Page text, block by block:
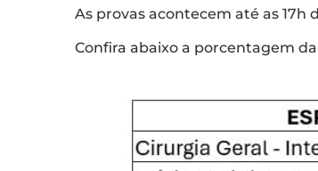
As provas acontecem até as 17h
Confira abaixo a porcentagem